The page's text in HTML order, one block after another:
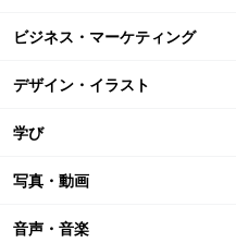
ビジネス・マーケティング
デザイン・イラスト
学び
写真・動画
音声・音楽